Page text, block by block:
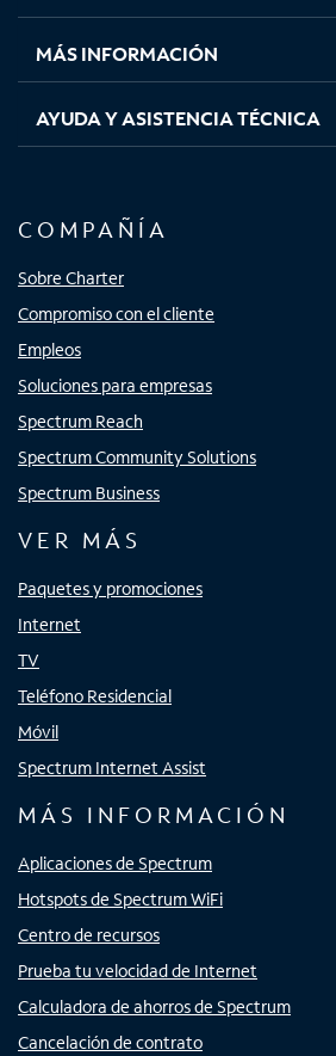
nuevanuevanuevanueva
MÁS INFORMACIÓN
AYUDA Y ASISTENCIA TÉCNICA
COMPAÑÍA
Sobre Charter
Compromiso con el cliente
Empleos
Soluciones para empresas
Spectrum Reach
Spectrum Community Solutions
Spectrum Business
VER MÁS
Paquetes y promociones
Internet
TV
Teléfono Residencial
Móvil
Spectrum Internet Assist
MÁS INFORMACIÓN
Aplicaciones de Spectrum
Hotspots de Spectrum WiFi
Centro de recursos
Prueba tu velocidad de Internet
Calculadora de ahorros de Spectrum
Cancelación de contrato